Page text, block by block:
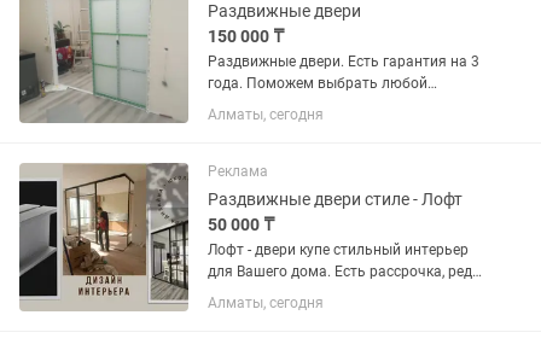
Раздвижные двери
150 000 ₸
Раздвижные двери. Есть гарантия на 3
года. Поможем выбрать любой
дизайн. Изготовление 3-5 дней.
Алматы, сегодня
Реклама
Раздвижные двери стиле - Лофт
50 000 ₸
Лофт - двери купе стильный интерьер
для Вашего дома. Есть рассрочка, ред.
Срок изготовление 3-5 дней. Гарантия
Алматы, сегодня